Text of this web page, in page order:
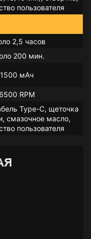
пользователя
2,5 часов
200 мин.
1500 мАч
6500 RPM
Type-C, щеточка
смазочное масло,
пользователя